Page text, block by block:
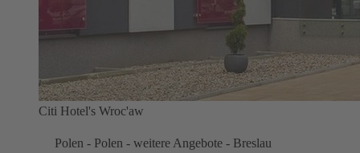
Citi Hotel's Wroc'aw
Polen - Polen - weitere Angebote - Breslau